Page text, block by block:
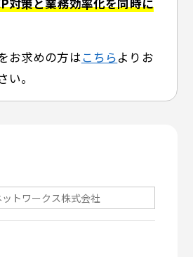
お求めの方はこちらよりお
。